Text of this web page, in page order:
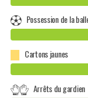
Possession de la
Cartons jaunes
Arrêts du gardien